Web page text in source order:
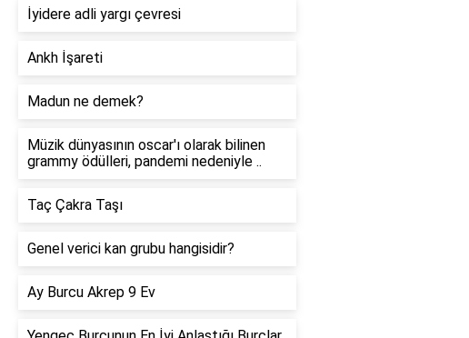
İyidere adli yargı çevresi
Ankh İşareti
Madun ne demek?
Müzik dünyasının oscar'ı olarak bilinen
grammy ödülleri, pandemi nedeniyle ..
Taç Çakra Taşı
Genel verici kan grubu hangisidir?
Ay Burcu Akrep 9 Ev